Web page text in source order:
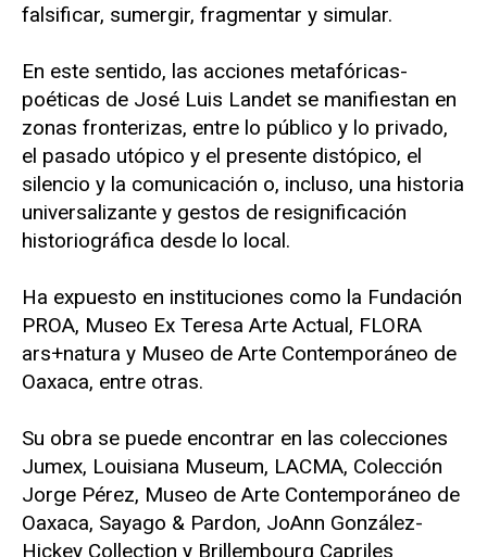
falsificar, sumergir, fragmentar y simular.
En este sentido, las acciones metafóricas-
poéticas de José Luis Landet se manifiestan en
zonas fronterizas, entre lo público y lo privado,
el pasado utópico y el presente distópico, el
silencio y la comunicación o, incluso, una historia
universalizante y gestos de resignificación
historiográfica desde lo local.
Ha expuesto en instituciones como la Fundación
PROA, Museo Ex Teresa Arte Actual, FLORA
ars+natura y Museo de Arte Contemporáneo de
Oaxaca, entre otras.
Su obra se puede encontrar en las colecciones
Jumex, Louisiana Museum, LACMA, Colección
Jorge Pérez, Museo de Arte Contemporáneo de
Oaxaca, Sayago & Pardon, JoAnn González-
Hickey Collection y Brillembourg Capriles